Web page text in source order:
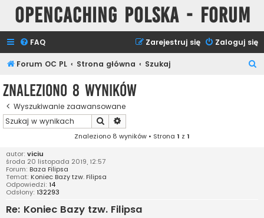
Opencaching Polska - Forum
FAQ Zaloguj się
Zarejestruj się
Forum OC PL Strona główna Szukaj
Znaleziono 8 wyników
Wyszukiwanie zaawansowane
Szukaj
Znaleziono 8 wyników • Strona 1 z 1
autor: viciu
środa 20 listopada 2019, 12:57
Forum: Baza Filipsa
Temat: Koniec Bazy tzw. Filipsa
Odpowiedzi: 14
Odsłony: 132293
Re: Koniec Bazy tzw. Filipsa